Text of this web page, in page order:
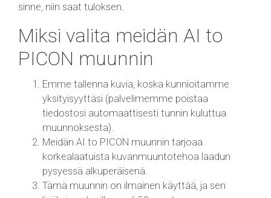
sinne, niin saat tuloksen.
Miksi valita meidän AI to
PICON muunnin
Emme tallenna kuvia, koska kunnioitamme
yksityisyyttäsi (palvelimemme poistaa
tiedostosi automaattisesti tunnin kuluttua
muunnoksesta).
Meidän AI to PICON muunnin tarjoaa
korkealaatuista kuvanmuuntotehoa laadun
pysyessä alkuperäisenä.
Tämä muunnin on ilmainen käyttää, ja sen